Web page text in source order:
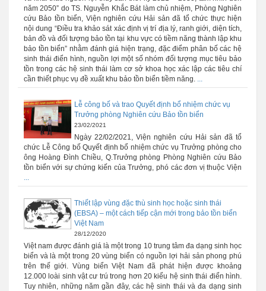
năm 2050” do TS. Nguyễn Khắc Bát làm chủ nhiệm, Phòng Nghiên
cứu Bảo tồn biển, Viện nghiên cứu Hải sản đã tổ chức thực hiện
nội dung “Điều tra khảo sát xác định vị trí địa lý, ranh giới, diện tích,
bản đồ và đối tượng bảo tồn tại khu vực có tiềm năng thành lập khu
bảo tồn biển” nhằm đánh giá hiện trạng, đặc điểm phân bố các hệ
sinh thái điển hình, nguồn lợi một số nhóm đối tượng mục tiêu bảo
tồn trong các hệ sinh thái làm cơ sở khoa học xác lập các tiêu chí
cần thiết phục vụ đề xuất khu bảo tồn biển tiềm năng. ...
Lễ công bố và trao Quyết định bổ nhiệm chức vụ
Trưởng phòng Nghiên cứu Bảo tồn biển
23/02/2021
Ngày 22/02/2021, Viện nghiên cứu Hải sản đã tổ
chức Lễ Công bố Quyết định bổ nhiệm chức vụ Trưởng phòng cho
ông Hoàng Đình Chiều, Q.Trưởng phòng Phòng Nghiên cứu Bảo
tồn biển với sự chứng kiến của Trưởng, phó các đơn vị thuộc Viện
...
Thiết lập vùng đặc thù sinh học hoặc sinh thái
(EBSA) – một cách tiếp cận mới trong bảo tồn biển
Việt Nam
28/12/2020
Việt nam được đánh giá là một trong 10 trung tâm đa dạng sinh học
biển và là một trong 20 vùng biển có nguồn lợi hải sản phong phú
trên thế giới. Vùng biển Việt Nam đã phát hiện được khoảng
12.000 loài sinh vật cư trú trong hơn 20 kiểu hệ sinh thái điển hình.
Tuy nhiên, những năm gần đây, các hệ sinh thái và đa dạng sinh